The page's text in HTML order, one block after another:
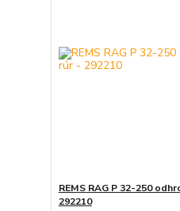
REMS RAG P 32-250
292210